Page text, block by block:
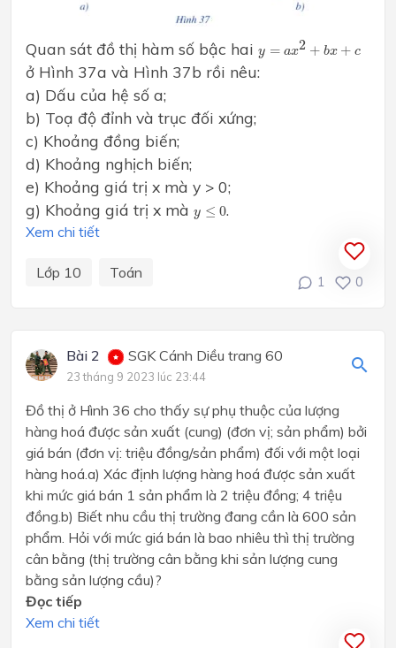
Quan sát đồ thị hàm số bậc hai y = ax2 + bx + c
+
ở Hình 37a và Hình 37b rồi nêu:
a) Dấu của hệ số a;
b) Toạ độ đỉnh và trục đối xứng;
c) Khoảng đồng biến;
d) Khoảng nghịch biến;
e) Khoảng giá trị x mà y > 0;
g) Khoảng giá trị x mà y ≤ 0
y ≤0 .
Xem chi tiết
Lớp 10 Toán
1 0
Bài 2 SGK Cánh Diều trang 60
23 tháng 9 2023 lúc 23:44
Đồ thị ở Hình 36 cho thấy sự phụ thuộc của lượng
hàng hoá được sản xuất (cung) (đơn vị; sản phẩm) bởi
giá bán (đơn vị: triệu đồng/sản phẩm) đối với một loại
hàng hoá.a) Xác định lượng hàng hoá được sản xuất
khi mức giá bán 1 sản phẩm là 2 triệu đồng; 4 triệu
đồng.b) Biết nhu cầu thị trường đang cần là 600 sản
phẩm. Hỏi với mức giá bán là bao nhiêu thì thị trường
cân bằng (thị trường cân bằng khi sản lượng cung
bằng sản lượng cầu)?
Đọc tiếp
Xem chi tiết